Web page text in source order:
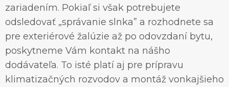
zariadením. Pokiaľ si však potrebujete
odsledovať „správanie slnka” a rozhodnete sa
pre exteriérové žalúzie až po odovzdaní bytu,
poskytneme Vám kontakt na nášho
dodávateľa. To isté platí aj pre prípravu
klimatizačných rozvodov a montáž vonkajšieho